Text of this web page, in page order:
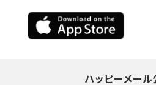
ハッピーメール